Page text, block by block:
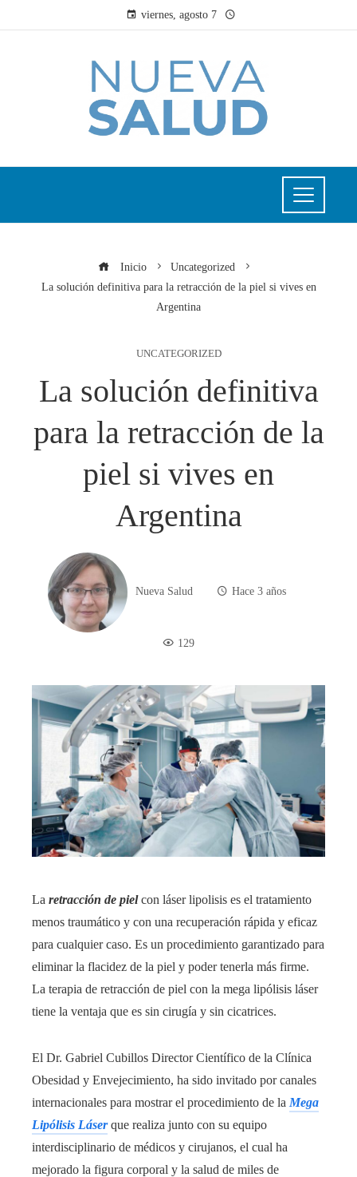
viernes, agosto 7
Inicio
Uncategorized
La solución definitiva para la retracción de la piel si vives en
Argentina
UNCATEGORIZED
La solución definitiva
para la retracción de la
piel si vives en
Argentina
Nueva Salud Hace 3 años
129
La retracción de pielcon láser lipolisis es el tratamiento
menos traumático y con una recuperación rápida y eficaz
para cualquier caso. Es un procedimiento garantizado para
eliminar la flacidez de la piel y poder tenerla más firme.
La terapia de retracción de piel con la mega lipólisis láser
tiene la ventaja que es sin cirugía y sin cicatrices.
El Dr. Gabriel Cubillos Director Científico de la Clínica
Obesidad y Envejecimiento, ha sido invitado por canales
internacionales para mostrar el procedimiento de la Mega
Lipólisis Láserque realiza junto con su equipo
interdisciplinario de médicos y cirujanos, el cual ha
mejorado la figura corporal y la salud de miles de